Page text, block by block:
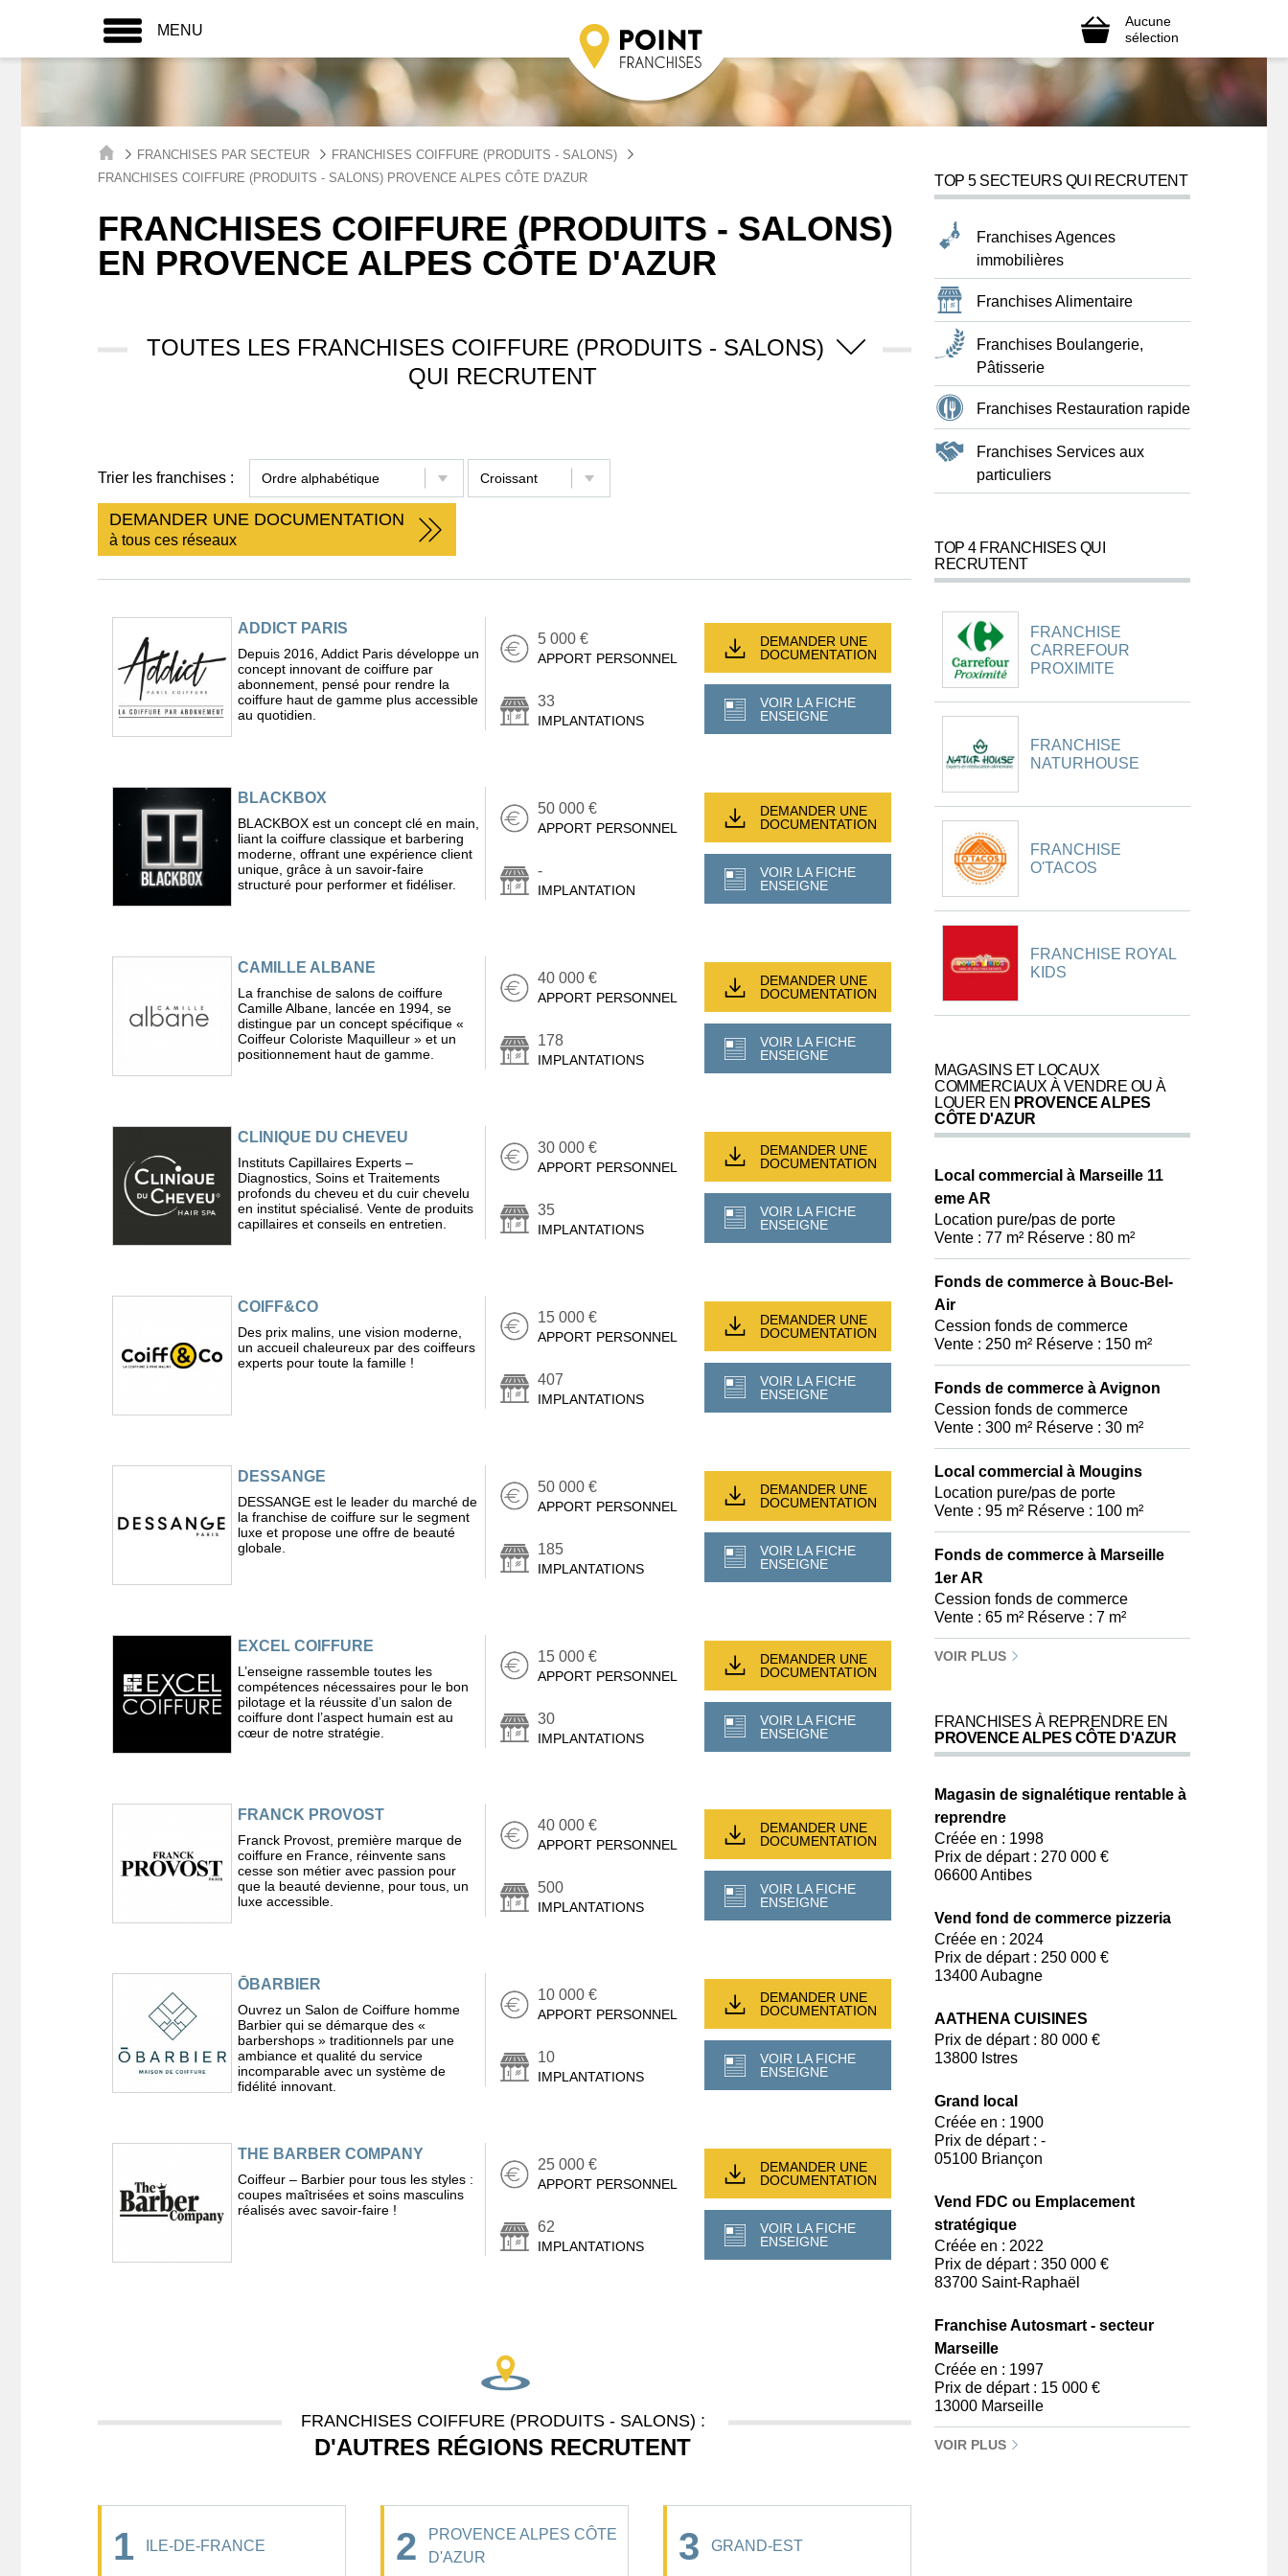
MENU
Aucune
sélection
FRANCHISES PAR SECTEUR
FRANCHISES COIFFURE (PRODUITS - SALONS)
FRANCHISES COIFFURE (PRODUITS - SALONS) PROVENCE ALPES CÔTE D'AZUR
FRANCHISES COIFFURE (PRODUITS - SALONS)
EN PROVENCE ALPES CÔTE D'AZUR
TOUTES LES FRANCHISES COIFFURE (PRODUITS - SALONS)
QUI RECRUTENT
Trier les franchises :
DEMANDER UNE DOCUMENTATION
à tous ces réseaux
ADDICT PARIS
Depuis 2016, Addict Paris développe un
concept innovant de coiffure par
abonnement, pensé pour rendre la
coiffure haut de gamme plus accessible
au quotidien.
5 000 €
APPORT PERSONNEL
33
IMPLANTATIONS
DEMANDER UNE
DOCUMENTATION
VOIR LA FICHE
ENSEIGNE
BLACKBOX
BLACKBOX est un concept clé en main,
liant la coiffure classique et barbering
moderne, offrant une expérience client
unique, grâce à un savoir-faire
structuré pour performer et fidéliser.
50 000 €
APPORT PERSONNEL
-
IMPLANTATION
DEMANDER UNE
DOCUMENTATION
VOIR LA FICHE
ENSEIGNE
CAMILLE ALBANE
La franchise de salons de coiffure
Camille Albane, lancée en 1994, se
distingue par un concept spécifique «
Coiffeur Coloriste Maquilleur » et un
positionnement haut de gamme.
40 000 €
APPORT PERSONNEL
178
IMPLANTATIONS
DEMANDER UNE
DOCUMENTATION
VOIR LA FICHE
ENSEIGNE
CLINIQUE DU CHEVEU
Instituts Capillaires Experts –
Diagnostics, Soins et Traitements
profonds du cheveu et du cuir chevelu
en institut spécialisé. Vente de produits
capillaires et conseils en entretien.
30 000 €
APPORT PERSONNEL
35
IMPLANTATIONS
DEMANDER UNE
DOCUMENTATION
VOIR LA FICHE
ENSEIGNE
COIFF&CO
Des prix malins, une vision moderne,
un accueil chaleureux par des coiffeurs
experts pour toute la famille !
15 000 €
APPORT PERSONNEL
407
IMPLANTATIONS
DEMANDER UNE
DOCUMENTATION
VOIR LA FICHE
ENSEIGNE
DESSANGE
DESSANGE est le leader du marché de
la franchise de coiffure sur le segment
luxe et propose une offre de beauté
globale.
50 000 €
APPORT PERSONNEL
185
IMPLANTATIONS
DEMANDER UNE
DOCUMENTATION
VOIR LA FICHE
ENSEIGNE
EXCEL COIFFURE
L’enseigne rassemble toutes les
compétences nécessaires pour le bon
pilotage et la réussite d’un salon de
coiffure dont l’aspect humain est au
cœur de notre stratégie.
15 000 €
APPORT PERSONNEL
30
IMPLANTATIONS
DEMANDER UNE
DOCUMENTATION
VOIR LA FICHE
ENSEIGNE
FRANCK PROVOST
Franck Provost, première marque de
coiffure en France, réinvente sans
cesse son métier avec passion pour
que la beauté devienne, pour tous, un
luxe accessible.
40 000 €
APPORT PERSONNEL
500
IMPLANTATIONS
DEMANDER UNE
DOCUMENTATION
VOIR LA FICHE
ENSEIGNE
ŌBARBIER
Ouvrez un Salon de Coiffure homme
Barbier qui se démarque des «
barbershops » traditionnels par une
ambiance et qualité du service
incomparable avec un système de
fidélité innovant.
10 000 €
APPORT PERSONNEL
10
IMPLANTATIONS
DEMANDER UNE
DOCUMENTATION
VOIR LA FICHE
ENSEIGNE
THE BARBER COMPANY
Coiffeur – Barbier pour tous les styles :
coupes maîtrisées et soins masculins
réalisés avec savoir-faire !
25 000 €
APPORT PERSONNEL
62
IMPLANTATIONS
DEMANDER UNE
DOCUMENTATION
VOIR LA FICHE
ENSEIGNE
FRANCHISES COIFFURE (PRODUITS - SALONS) :
D'AUTRES RÉGIONS RECRUTENT
1 ILE-DE-FRANCE 2
PROVENCE ALPES CÔTE
D'AZUR
3 GRAND-EST
TOP 5 SECTEURS QUI RECRUTENT
Franchises Agences
immobilières
Franchises Alimentaire
Franchises Boulangerie,
Pâtisserie
Franchises Restauration rapide
Franchises Services aux
particuliers
TOP 4 FRANCHISES QUI
RECRUTENT
FRANCHISE
CARREFOUR
PROXIMITE
FRANCHISE
NATURHOUSE
FRANCHISE
O'TACOS
FRANCHISE ROYAL
KIDS
MAGASINS ET LOCAUX
COMMERCIAUX À VENDRE OU À
LOUER EN PROVENCE ALPES
CÔTE D'AZUR
Local commercial à Marseille 11
eme AR
Location pure/pas de porte
Vente : 77 m² Réserve : 80 m²
Fonds de commerce à Bouc-Bel-
Air
Cession fonds de commerce
Vente : 250 m² Réserve : 150 m²
Fonds de commerce à Avignon
Cession fonds de commerce
Vente : 300 m² Réserve : 30 m²
Local commercial à Mougins
Location pure/pas de porte
Vente : 95 m² Réserve : 100 m²
Fonds de commerce à Marseille
1er AR
Cession fonds de commerce
Vente : 65 m² Réserve : 7 m²
VOIR PLUS
FRANCHISES À REPRENDRE EN
PROVENCE ALPES CÔTE D'AZUR
Magasin de signalétique rentable à
reprendre
Créée en : 1998
Prix de départ : 270 000 €
06600 Antibes
Vend fond de commerce pizzeria
Créée en : 2024
Prix de départ : 250 000 €
13400 Aubagne
AATHENA CUISINES
Prix de départ : 80 000 €
13800 Istres
Grand local
Créée en : 1900
Prix de départ : -
05100 Briançon
Vend FDC ou Emplacement
stratégique
Créée en : 2022
Prix de départ : 350 000 €
83700 Saint-Raphaël
Franchise Autosmart - secteur
Marseille
Créée en : 1997
Prix de départ : 15 000 €
13000 Marseille
VOIR PLUS